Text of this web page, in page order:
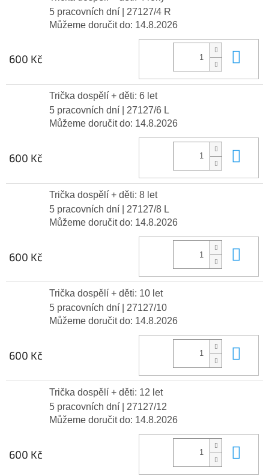
5 pracovních dní
| 27127/4 R
Můžeme doručit do: 14.8.2026
600 Kč
Trička dospělí + děti: 6 let
5 pracovních dní
| 27127/6 L
Můžeme doručit do: 14.8.2026
600 Kč
Trička dospělí + děti: 8 let
5 pracovních dní
| 27127/8 L
Můžeme doručit do: 14.8.2026
600 Kč
Trička dospělí + děti: 10 let
5 pracovních dní
| 27127/10
Můžeme doručit do: 14.8.2026
600 Kč
Trička dospělí + děti: 12 let
5 pracovních dní
| 27127/12
Můžeme doručit do: 14.8.2026
600 Kč